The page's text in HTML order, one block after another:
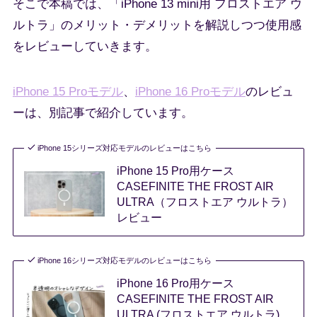
そこで本稿では、「iPhone 13 mini用 フロストエア ウ
ルトラ」のメリット・デメリットを解説しつつ使用感
をレビューしていきます。
iPhone 15 Proモデル、 iPhone 16 Proモデルのレビュ
ーは、別記事で紹介しています。
iPhone 15シリーズ対応モデルのレビューはこちら
iPhone 15 Pro用ケース
CASEFINITE THE FROST AIR
ULTRA（フロストエア ウルトラ）
レビュー
iPhone 16シリーズ対応モデルのレビューはこちら
iPhone 16 Pro用ケース
CASEFINITE THE FROST AIR
ULTRA (フロストエア ウルトラ)